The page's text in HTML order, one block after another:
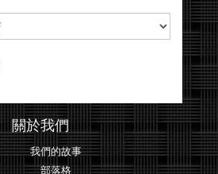
關於我們
我們的故事
部落格